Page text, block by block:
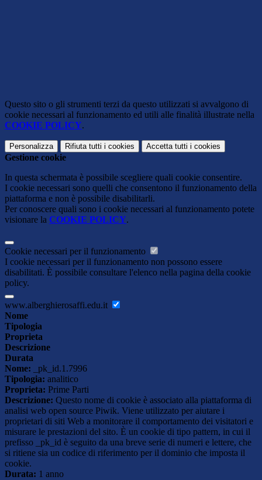
Questo sito o gli strumenti terzi da questo utilizzati si avvalgono di
cookie necessari al funzionamento ed utili alle finalità illustrate nella
COOKIE POLICY.
Personalizza Rifiuta tutti i cookies Accetta tutti i cookies
Gestione cookie
In questa schermata è possibile scegliere quali cookie consentire.
I cookie necessari sono quelli che consentono il funzionamento della
piattaforma e non è possibile disabilitarli.
Per conoscere quali sono i cookie necessari al funzionamento potete
visionare la COOKIE POLICY.
Cookie necessari per il funzionamento
I cookie necessari per il funzionamento non possono essere
disabilitati. È possibile consultare l'elenco nella pagina della cookie
policy.
www.alberghierosaffi.edu.it
Nome
Tipologia
Proprieta
Descrizione
Durata
Nome: _pk_id.1.7996
Tipologia: analitico
Proprieta: Prime Parti
Descrizione: Questo nome di cookie è associato alla piattaforma di
analisi web open source Piwik. Viene utilizzato per aiutare i
proprietari di siti Web a monitorare il comportamento dei visitatori e
misurare le prestazioni del sito. È un cookie di tipo pattern, in cui il
prefisso _pk_id è seguito da una breve serie di numeri e lettere, che
si ritiene sia un codice di riferimento per il dominio che imposta il
cookie.
Durata: 1 anno